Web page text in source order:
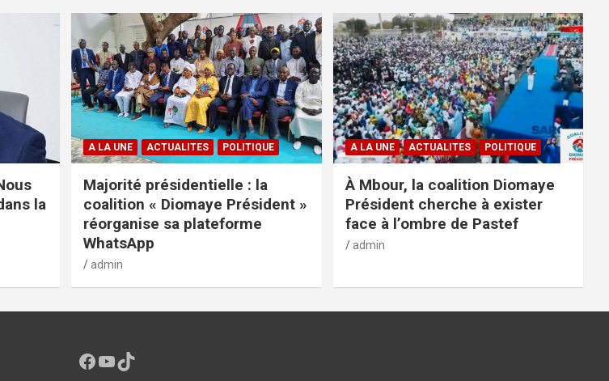
la
A LA UNE ACTUALITES POLITIQUE
Majorité présidentielle : la
coalition « Diomaye Président »
réorganise sa plateforme
WhatsApp
admin
A LA UNE ACTUALITES POLITIQUE
À Mbour, la coalition Diomaye
Président cherche à exister
face à l’ombre de Pastef
admin